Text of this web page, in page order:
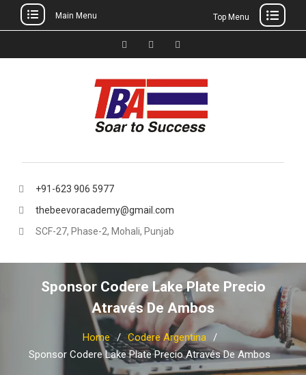
to
Main Menu Top Menu
FacebookInstagram
+91-623 906 5977
thebeevoracademy@gmail.com
SCF-27, Phase-2, Mohali, Punjab
Sponsor Codere Lake Plate Precio
Através De Ambos
Home
Codere Argentina
Sponsor Codere Lake Plate Precio Através De Ambos